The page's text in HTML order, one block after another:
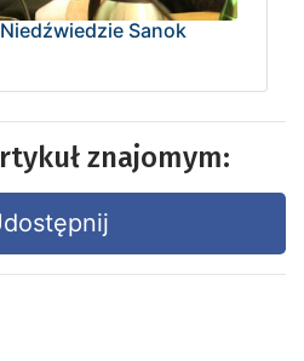
Niedźwiedzie Sanok
znajomym: